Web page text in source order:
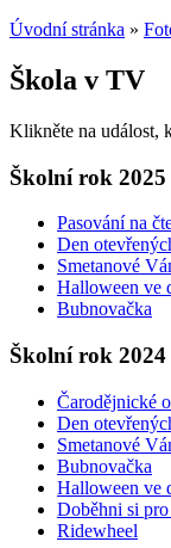
Úvodní stránka »
Škola v TV
Klikněte na událost,
Školní rok 2025
Pasování na
Den
Smetanové
Halloween ve
Bubnovačka
Školní rok 2024
Čarodějnické
Den
Smetanové
Bubnovačka
Halloween ve
Doběhni si
Ridewheel